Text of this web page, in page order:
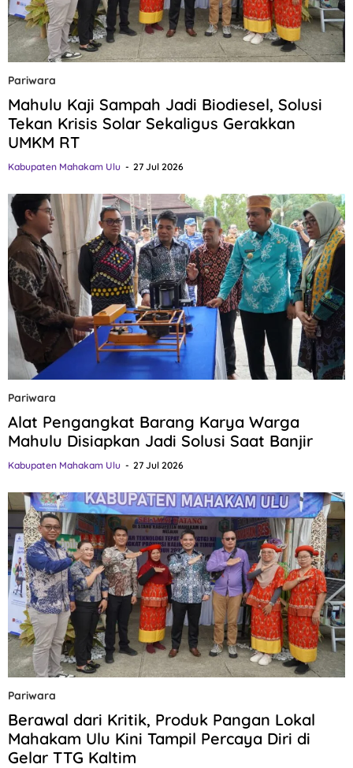
Pariwara
Mahulu Kaji Sampah Jadi Biodiesel, Solusi
Tekan Krisis Solar Sekaligus Gerakkan
UMKM RT
Kabupaten Mahakam Ulu 27 Jul 2026
Pariwara
Alat Pengangkat Barang Karya Warga
Mahulu Disiapkan Jadi Solusi Saat Banjir
Kabupaten Mahakam Ulu 27 Jul 2026
Pariwara
Berawal dari Kritik, Produk Pangan Lokal
Mahakam Ulu Kini Tampil Percaya Diri di
Gelar TTG Kaltim